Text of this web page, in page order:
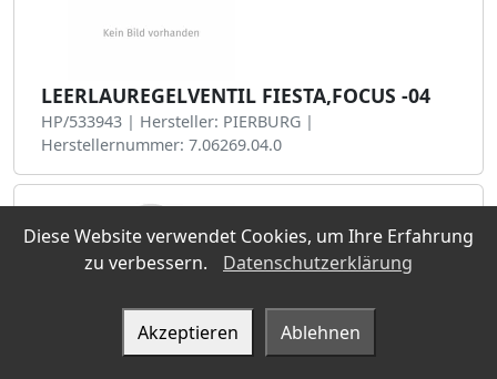
LEERLAUREGELVENTIL FIESTA,FOCUS -04
HP/533943 | Hersteller: PIERBURG |
Herstellernummer: 7.06269.04.0
Diese Website verwendet Cookies, um Ihre Erfahrung
zu verbessern.
Datenschutzerklärung
Akzeptieren Ablehnen